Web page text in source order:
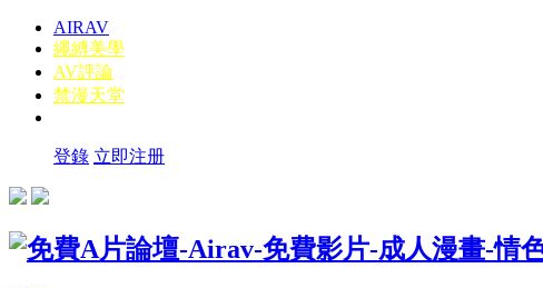
AIRAV
繩縛美學
AV評論
禁漫天堂
登錄 立即注册